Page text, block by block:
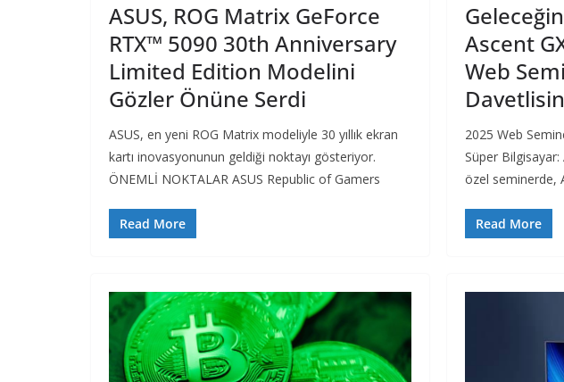
ASUS, ROG Matrix GeForce
RTX™ 5090 30th Anniversary
Limited Edition Modelini
Gözler Önüne Serdi
ASUS, en yeni ROG Matrix modeliyle 30 yıllık ekran
kartı inovasyonunun geldiği noktayı gösteriyor.
ÖNEMLİ NOKTALAR ASUS Republic of Gamers
Read More
Ascent
Web
2025 Web
Süper Bilgisayar:
özel seminerde,
Read More